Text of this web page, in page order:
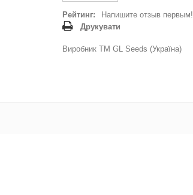
Рейтинг:
Напишите отзыв первым!
Друкувати
Виробник ТМ GL Seeds (Україна)